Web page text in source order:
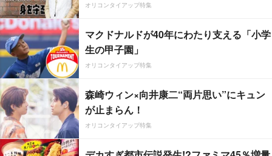
オリコンタイアップ特集
マクドナルドが40年にわたり支える「小学
生の甲子園」
オリコンタイアップ特集
森崎ウィン×向井康二“両片思い”にキュン
が止まらん！
オリコンタイアップ特集